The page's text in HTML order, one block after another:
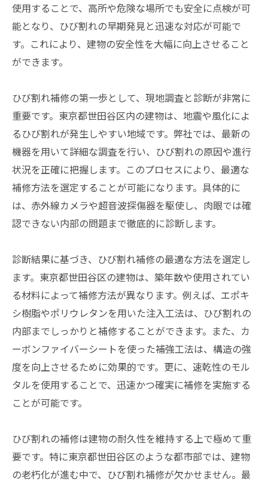
使用することで、高所や危険な場所でも安全に点検が可
能となり、ひび割れの早期発見と迅速な対応が可能で
す。これにより、建物の安全性を大幅に向上させること
ができます。
ひび割れ補修の第一歩として、現地調査と診断が非常に
重要です。東京都世田谷区内の建物は、地震や風化によ
るひび割れが発生しやすい地域です。弊社では、最新の
機器を用いて詳細な調査を行い、ひび割れの原因や進行
状況を正確に把握します。このプロセスにより、最適な
補修方法を選定することが可能になります。具体的に
は、赤外線カメラや超音波探傷器を駆使し、肉眼では確
認できない内部の問題まで徹底的に診断します。
診断結果に基づき、ひび割れ補修の最適な方法を選定し
ます。東京都世田谷区の建物は、築年数や使用されてい
る材料によって補修方法が異なります。例えば、エポキ
シ樹脂やポリウレタンを用いた注入工法は、ひび割れの
内部までしっかりと補修することができます。また、カ
ーボンファイバーシートを使った補強工法は、構造の強
度を向上させるために効果的です。更に、速乾性のモル
タルを使用することで、迅速かつ確実に補修を実施する
ことが可能です。
ひび割れの補修は建物の耐久性を維持する上で極めて重
要です。特に東京都世田谷区のような都市部では、建物
の老朽化が進む中で、ひび割れ補修が欠かせません。最